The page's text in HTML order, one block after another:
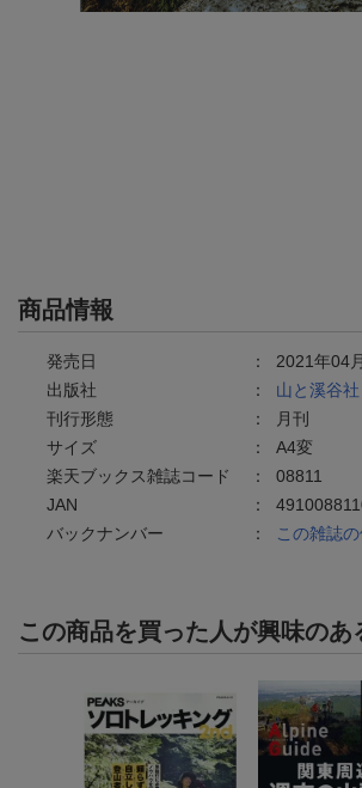
商品情報
発売日 ： 2021年04
出版社
： 山と溪谷社
刊行形態
：
月刊
サイズ
： A4変
楽天ブックス雑誌コード
： 08811
JAN
：
バックナンバー
： この雑誌
この商品を買った人が興味のあ